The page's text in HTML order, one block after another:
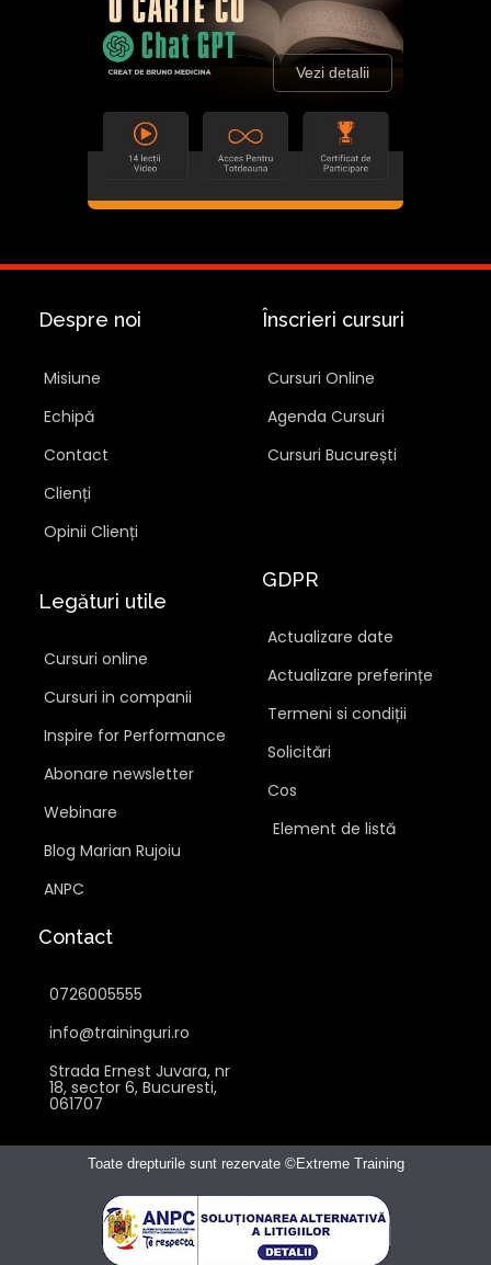
Vezi detalii
Despre noi
Misiune
Echipă
Contact
Clienți
Opinii Clienți
Înscrieri cursuri
Cursuri Online
Agenda Cursuri
Cursuri București
Legături utile
Cursuri online
Cursuri in companii
Inspire for Performance
Abonare newsletter
Webinare
Blog Marian Rujoiu
ANPC
GDPR
Actualizare date
Actualizare preferințe
Termeni si condiții
Solicitări
Cos
Element de listă
Contact
0726005555
info@traininguri.ro
Strada Ernest Juvara, nr
18, sector 6, Bucuresti,
061707
Toate drepturile sunt rezervate ©Extreme Training